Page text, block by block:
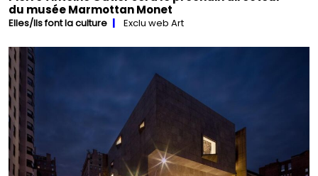
du musée Marmottan Monet
Elles/Ils font la culture Exclu web Art